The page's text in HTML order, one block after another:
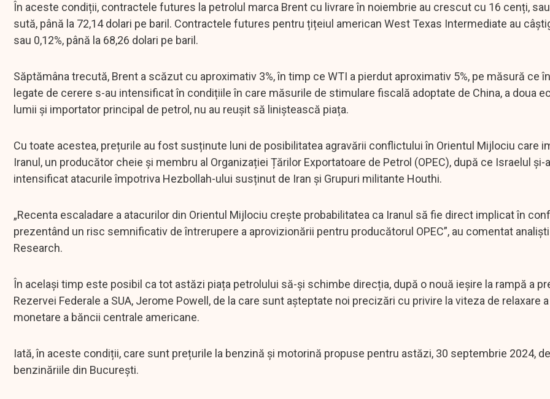
În aceste condiții, contractele futures la petrolul marca Brent cu livrare în noiembrie au crescut cu 16 cenți,
sută, până la 72,14 dolari pe baril. Contractele futures pentru țițeiul american West Texas Intermediate au
sau 0,12%, până la 68,26 dolari pe baril.
Săptămâna trecută, Brent a scăzut cu aproximativ 3%, în timp ce WTI a pierdut aproximativ 5%, pe măsură ce
legate de cerere s-au intensificat în condițiile în care măsurile de stimulare fiscală adoptate de China, a doua
lumii și importator principal de petrol, nu au reușit să liniștească piața.
Cu toate acestea, prețurile au fost susținute luni de posibilitatea agravării conflictului în Orientul Mijlociu care
Iranul, un producător cheie și membru al Organizației Țărilor Exportatoare de Petrol (OPEC), după ce Israelul și-a
intensificat atacurile împotriva Hezbollah-ului susținut de Iran și Grupuri militante Houthi.
„Recenta escaladare a atacurilor din Orientul Mijlociu crește probabilitatea ca Iranul să fie direct implicat în
prezentând un risc semnificativ de întrerupere a aprovizionării pentru producătorul OPEC”, au comentat
Research.
În același timp este posibil ca tot astăzi piața petrolului să-și schimbe direcția, după o nouă ieșire la rampă a
Rezervei Federale a SUA, Jerome Powell, de la care sunt așteptate noi precizări cu privire la viteza de relaxare
monetare a băncii centrale americane.
Iată, în aceste condiții, care sunt prețurile la benzină și motorină propuse pentru astăzi, 30 septembrie 2024, de
benzinăriile din București.